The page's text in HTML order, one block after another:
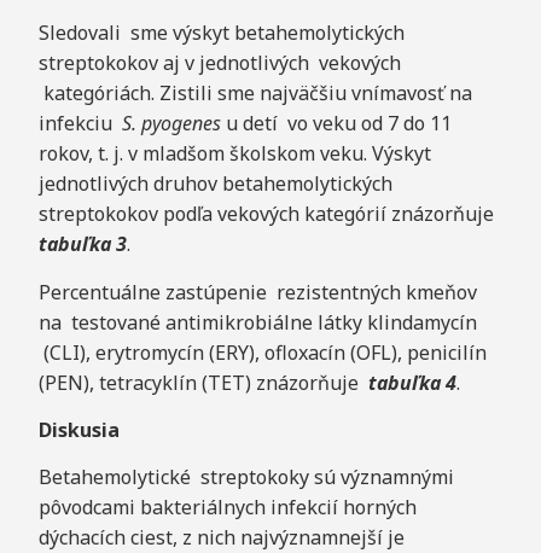
Sledovali sme výskyt betahemolytických
streptokokov aj v jednotlivých vekových
kategóriách. Zistili sme najväčšiu vnímavosť na
infekciu S. pyogenes u detí vo veku od 7 do 11
rokov, t. j. v mladšom školskom veku. Výskyt
jednotlivých druhov betahemolytických
streptokokov podľa vekových kategórií znázorňuje
tabuľka 3.
Percentuálne zastúpenie rezistentných kmeňov
na testované antimikrobiálne látky klindamycín
(CLI), erytromycín (ERY), ofloxacín (OFL), penicilín
(PEN), tetracyklín (TET) znázorňuje tabuľka 4.
Diskusia
Betahemolytické streptokoky sú významnými
pôvodcami bakteriálnych infekcií horných
dýchacích ciest, z nich najvýznamnejší je